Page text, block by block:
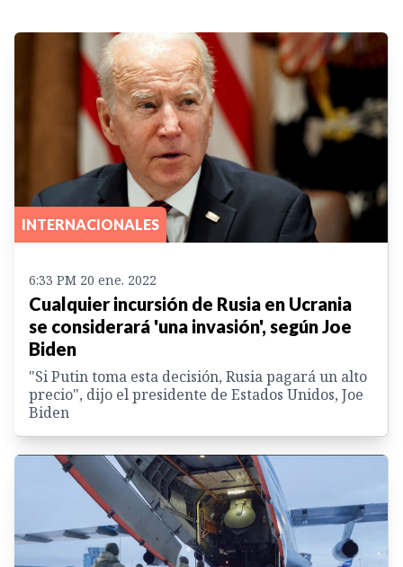
INTERNACIONALES
6:33 PM 20 ene. 2022
Cualquier incursión de Rusia en Ucrania
se considerará 'una invasión', según Joe
Biden
"Si Putin toma esta decisión, Rusia pagará un alto
precio", dijo el presidente de Estados Unidos, Joe
Biden